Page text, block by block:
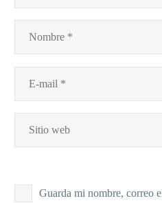
Guarda mi nombre, correo